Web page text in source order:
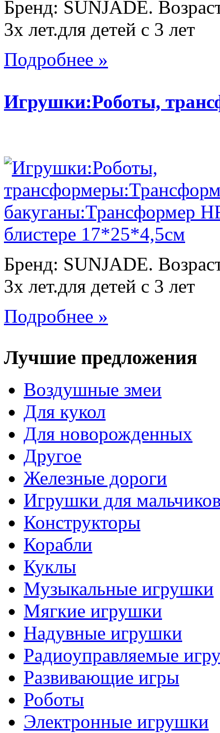
Бренд: SUNJADE.
3х лет.для детей с 3 лет
Подробнее »
Игрушки:Роботы,
Бренд: SUNJADE.
3х лет.для детей с 3 лет
Подробнее »
Лучшие предложения
Воздушные змеи
Для кукол
Для новорожденных
Другое
Железные дороги
Игрушки для
Конструкторы
Корабли
Куклы
Музыкальные игрушки
Мягкие игрушки
Надувные игрушки
Радиоуправляемые
Развивающие игры
Роботы
Электронные игрушки